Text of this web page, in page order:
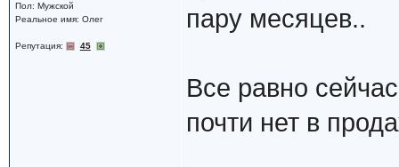
Пол: Мужской
Реальное имя: Олег
Репутация: 45
пару месяцев..
Все равно
почти нет в